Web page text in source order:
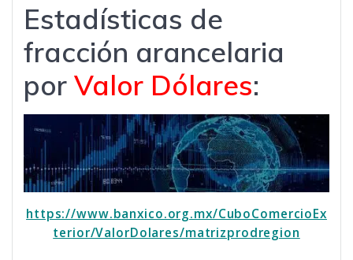
Estadísticas de
fracción arancelaria
por Valor Dólares:
https://www.banxico.org.mx/CuboComercioEx
terior/ValorDolares/matrizprodregion